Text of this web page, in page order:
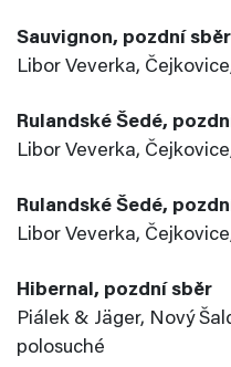
Sauvignon, pozdní sběr
Libor Veverka,
Rulandské Šedé,
Libor Veverka,
Rulandské Šedé,
Libor Veverka,
Hibernal, pozdní sběr
Piálek & Jäger, Nový
polosuché